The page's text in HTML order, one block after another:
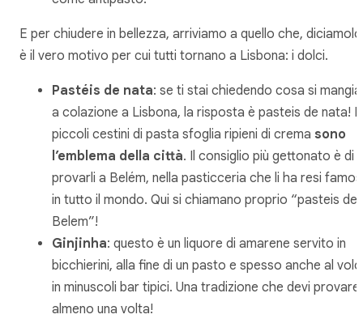
E per chiudere in bellezza, arriviamo a quello che,
è il vero motivo per cui tutti tornano a Lisbona: i dolci.
Pastéis de nata: se ti stai chiedendo cosa si mangia
a colazione a Lisbona, la risposta è pasteis de nata! I
piccoli cestini di pasta sfoglia ripieni di crema sono
l’emblema della città. Il consiglio più gettonato è di
provarli a Belém, nella pasticceria che li ha resi
in tutto il mondo. Qui si chiamano proprio “pasteis de
Belem”!
Ginjinha: questo è un liquore di amarene servito in
bicchierini, alla fine di un pasto e spesso anche al volo
in minuscoli bar tipici. Una tradizione che devi provare
almeno una volta!